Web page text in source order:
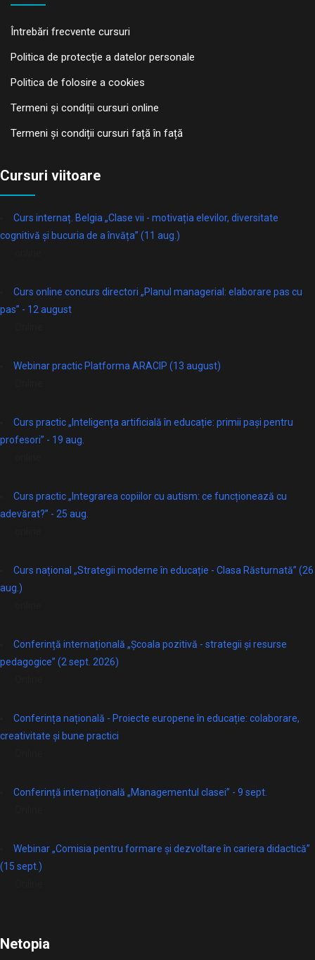
Întrebări frecvente cursuri
Politica de protecţie a datelor personale
Politica de folosire a cookies
Termeni și condiții cursuri online
Termeni și condiții cursuri față în față
Cursuri viitoare
Curs internaț. Belgia „Clase vii - motivația elevilor, diversitate
cognitivă și bucuria de a învăța” (11 aug.)
Curs online concurs directori „Planul managerial: elaborare pas cu
pas” - 12 august
Webinar practic Platforma ARACIP (13 august)
Curs practic „Inteligența artificială în educație: primii pași pentru
profesori” - 19 aug.
Curs practic „Integrarea copiilor cu autism: ce funcționează cu
adevărat?” - 25 aug.
Curs național „Strategii moderne în educație - Clasa Răsturnată” (26
aug.)
Conferință internațională „Școala pozitivă - strategii și resurse
pedagogice” (2 sept. 2026)
Conferința națională - Proiecte europene în educație: colaborare,
creativitate și bune practici
Conferință internațională „Managementul clasei” - 9 sept.
Webinar „Comisia pentru formare și dezvoltare în cariera didactică”
(15 sept.)
Netopia